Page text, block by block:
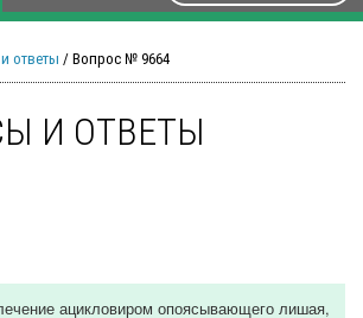
ответы / Вопрос № 9664
И ОТВЕТЫ
ацикловиром опоясывающего лишая,